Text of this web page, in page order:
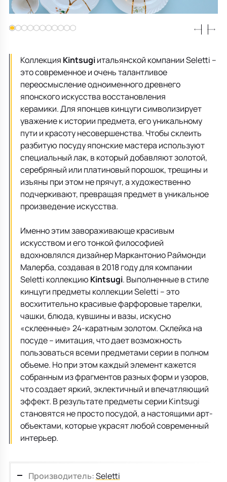
Все для кухни
Детская посуда
Пепельницы
Декоративные блюда
Душевая зона
Мебель для ванной
Аксессуары для ванной
Полотенцесушители, Радиаторы
Чехлы на подушку
Подушки-вкладыши
Мебель для хранения
Декор дома
Терраса и балкон
Коллекция Kintsugiитальянской компании Seletti –
это современное и очень талантливое
переосмысление одноименного древнего
японского искусства восстановления
керамики. Для японцев кинцуги символизирует
уважение к истории предмета, его уникальному
пути и красоту несовершенства. Чтобы склеить
разбитую посуду японские мастера используют
специальный лак, в который добавляют золотой,
серебряный или платиновый порошок, трещины и
изъяны при этом не прячут, а художественно
подчеркивают, превращая предмет в уникальное
произведение искусства.
Именно этим завораживающе красивым
искусством и его тонкой философией
вдохновлялся дизайнер Маркантонио Раймонди
Малерба, создавая в 2018 году для компании
Seletti коллекцию Kintsugi. Выполненные в стиле
кинцуги предметы коллекции Seletti – это
восхитительно красивые фарфоровые тарелки,
чашки, блюда, кувшины и вазы, искусно
«склеенные» 24-каратным золотом. Склейка на
посуде – имитация, что дает возможность
пользоваться всеми предметами серии в полном
объеме. Но при этом каждый элемент кажется
собранным из фрагментов разных форм и узоров,
что создает яркий, эклектичный и впечатляющий
эффект. В результате предметы серии Kintsugi
становятся не просто посудой, а настоящими арт-
объектами, которые украсят любой современный
интерьер.
Производитель:Seletti